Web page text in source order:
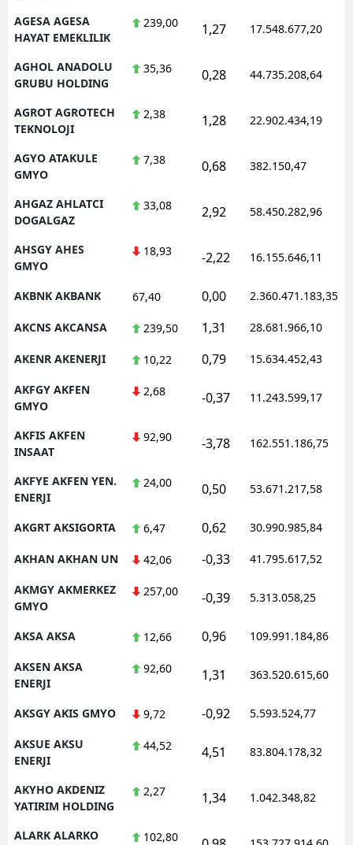
AGESA AGESA
HAYAT EMEKLILIK
239,00 1,27 17.548.677,20
AGHOL ANADOLU
GRUBU HOLDING
35,36 0,28 44.735.208,64
AGROT AGROTECH
TEKNOLOJI
2,38 1,28 22.902.434,19
AGYO ATAKULE
GMYO
7,38 0,68 382.150,47
AHGAZ AHLATCI
DOGALGAZ
33,08 2,92 58.450.282,96
AHSGY AHES
GMYO
18,93 -2,22 16.155.646,11
AKBNK AKBANK 67,40 0,00 2.360.471.183,35
AKCNS AKCANSA 239,50 1,31 28.681.966,10
AKENR AKENERJI 10,22 0,79 15.634.452,43
AKFGY AKFEN
GMYO
2,68 -0,37 11.243.599,17
AKFIS AKFEN
INSAAT
92,90 -3,78 162.551.186,75
AKFYE AKFEN YEN.
ENERJI
24,00 0,50 53.671.217,58
AKGRT AKSIGORTA 6,47 0,62 30.990.985,84
AKHAN AKHAN UN 42,06 -0,33 41.795.617,52
AKMGY AKMERKEZ
GMYO
257,00 -0,39 5.313.058,25
AKSA AKSA 12,66 0,96 109.991.184,86
AKSEN AKSA
ENERJI
92,60 1,31 363.520.615,60
AKSGY AKIS GMYO 9,72 -0,92 5.593.524,77
AKSUE AKSU
ENERJI
44,52 4,51 83.804.178,32
AKYHO AKDENIZ
YATIRIM HOLDING
2,27 1,34 1.042.348,82
ALARK ALARKO
102,80